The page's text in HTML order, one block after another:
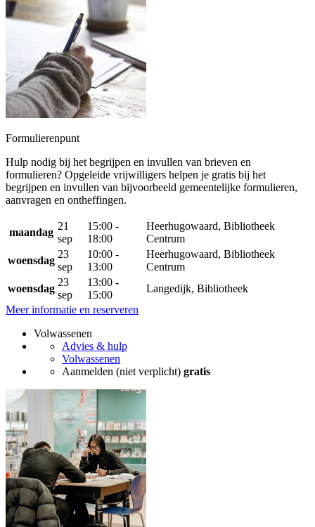
Formulierenpunt
Hulp nodig bij het begrijpen en invullen van brieven en
formulieren? Opgeleide vrijwilligers helpen je gratis bij het
begrijpen en invullen van bijvoorbeeld gemeentelijke formulieren,
aanvragen en ontheffingen.
maandag
21
sep
15:00 -
18:00
Heerhugowaard, Bibliotheek
Centrum
woensdag
23
sep
10:00 -
13:00
Heerhugowaard, Bibliotheek
Centrum
woensdag
23
sep
13:00 -
15:00
Langedijk, Bibliotheek
Meer informatie en reserveren
Volwassenen
Advies & hulp
Volwassenen
Aanmelden (niet verplicht) gratis